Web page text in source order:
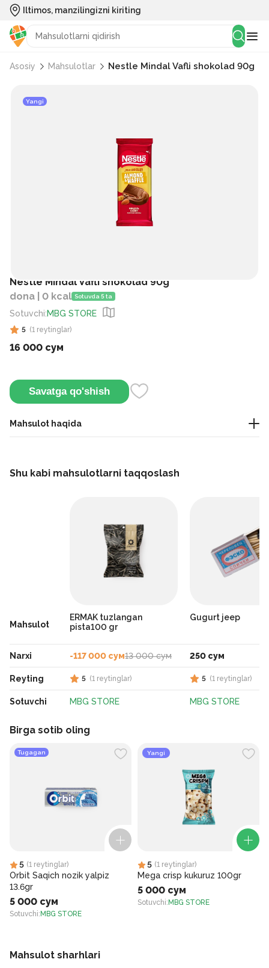
Iltimos, manzilingizni kiriting
Asosiy Mahsulotlar Nestle Mindal Vafli shokolad 90g
Yangi
Nestle Mindal Vafli shokolad 90g
dona | 0 kcal Sotuvda 5 ta
Sotuvchi:MBG STORE
5 (1 reytinglar)
16 000 сум
Savatga qo'shish
Mahsulot haqida
Shu kabi mahsulotlarni taqqoslash
Mahsulot
Narxi
Reyting
Sotuvchi
ERMAK tuzlangan
pista100 gr
-117 000 сум13 000 сум
5 (1 reytinglar)
MBG STORE
Gugurt jeep
250 сум
5 (1 reytinglar)
MBG STORE
Birga sotib oling
Tugagan
5 (1 reytinglar)
Orbit Saqich nozik yalpiz
13.6gr
5 000 сум
Sotuvchi: MBG STORE
Yangi
5 (1 reytinglar)
Mega crisp kukuruz 100gr
5 000 сум
Sotuvchi: MBG STORE
Mahsulot sharhlari